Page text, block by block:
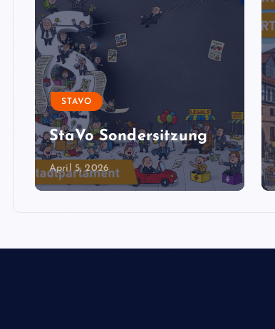
STAVO
StaVo Sondersitzung
April 5, 2026